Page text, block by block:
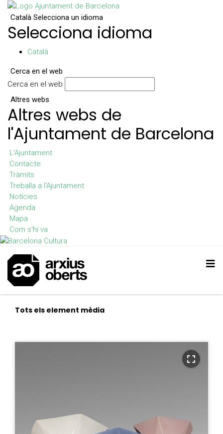
Català Selecciona un idioma
Selecciona idioma
Català
Cerca en el web
Cerca en el web
Altres webs
Altres webs de
l'Ajuntament de Barcelona
L'Ajuntament
Contacte
Tràmits
Treballa a l'Ajuntament
Notícies
Agenda
Mapa
Com s'hi va
Tots els element mèdia